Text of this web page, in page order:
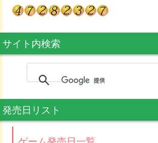
サイト内検索
発売日リスト